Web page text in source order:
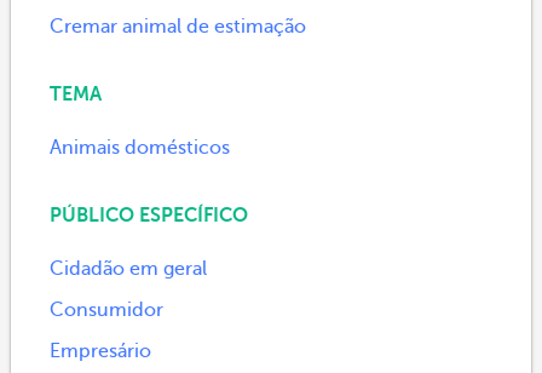
Cremar animal de estimação
TEMA
Animais domésticos
PÚBLICO ESPECÍFICO
Cidadão em geral
Consumidor
Empresário